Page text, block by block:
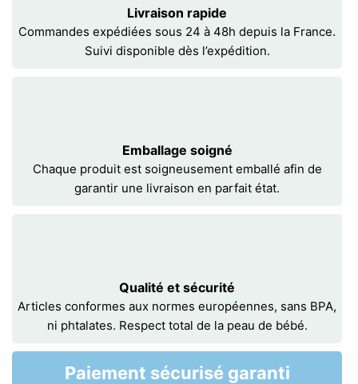
Livraison rapide
Commandes expédiées sous 24 à 48h depuis la France.
Suivi disponible dès l’expédition.
Emballage soigné
Chaque produit est soigneusement emballé afin de
garantir une livraison en parfait état.
Qualité et sécurité
Articles conformes aux normes européennes, sans BPA,
ni phtalates. Respect total de la peau de bébé.
Paiement sécurisé garanti